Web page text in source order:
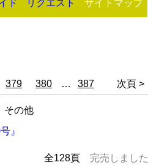
ド リクエスト サイトマップ
次頁 >
379 380 … 387
その他
』
全128頁 完売しました